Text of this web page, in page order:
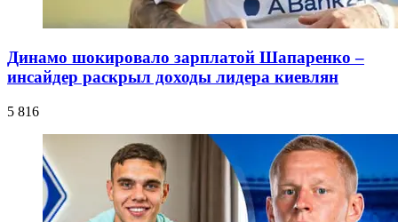
Динамо шокировало зарплатой Шапаренко –
инсайдер раскрыл доходы лидера киевлян
5 816